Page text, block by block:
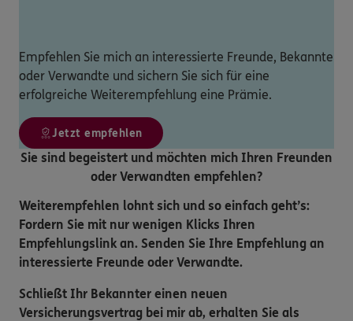
Empfehlen Sie mich an interessierte Freunde, Bekannte
oder Verwandte und sichern Sie sich für eine
erfolgreiche Weiterempfehlung eine Prämie.
Jetzt empfehlen
Sie sind begeistert und möchten mich Ihren Freunden
oder Verwandten empfehlen?
Weiterempfehlen lohnt sich und so einfach geht’s:
Fordern Sie mit nur wenigen Klicks Ihren
Empfehlungslink an. Senden Sie Ihre Empfehlung an
interessierte Freunde oder Verwandte.
Schließt Ihr Bekannter einen neuen
Versicherungsvertrag bei mir ab, erhalten Sie als